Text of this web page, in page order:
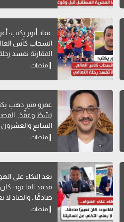
عماد أنور يكتب:
انسحاب كأس
المقارنة تفسد
التعافي
منصات
عمرو منير دهب
بَسِّطْ وعَقِّدْ..
السابع
كتاب "افعل ولا
منصات
بعد البكاء على
محمد القاعود: كان
صادقًا.. والحياد لا
التخلي عن إنسانيتنا
منصات